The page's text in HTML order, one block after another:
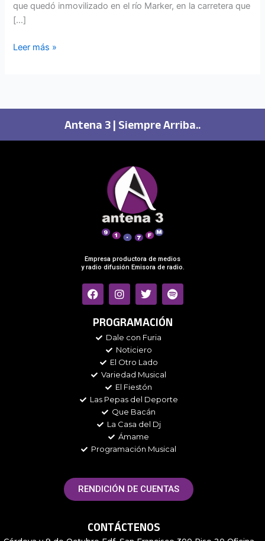
que quedó inmovilizado en el río Marker, en la carretera que
[…]
Leer más »
Antena 3 | Siempre Arriba..
Empresa productora de medios
y radio difusión Emisora de radio.
F
a
e
o
I
n
t
g
r
a
m
T
w
t
e
r
S
p
t
PROGRAMACIÓN
Dale con Furia
Noticiero
El Otro Lado
Variedad Musical
El Fiestón
Las Pepas del Deporte
Que Bacán
La Casa del Dj
Ámame
Programación Musical
RENDICIÓN DE CUENTAS
CONTÁCTENOS